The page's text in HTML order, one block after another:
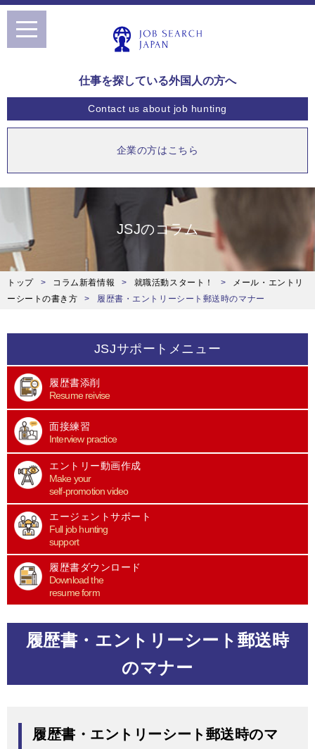
仕事を探している外国人の方へ
Contact usabout job hunting
企業の方はこちら
JSJのコラム
トップ コラム新着情報 就職活動スタート！
メール・エントリ
ーシートの書き方
履歴書・エントリーシート郵送時のマナー
toggle
navigation
JSJサポートメニュー
履歴書添削
Resume reivise
面接練習
Interview practice
エントリー動画作成
Make your
self-promotion video
エージェントサポート
Full job hunting
support
履歴書ダウンロード
Download the
resume form
履歴書・エントリーシート郵送時
のマナー
履歴書・エントリーシート郵送時のマ